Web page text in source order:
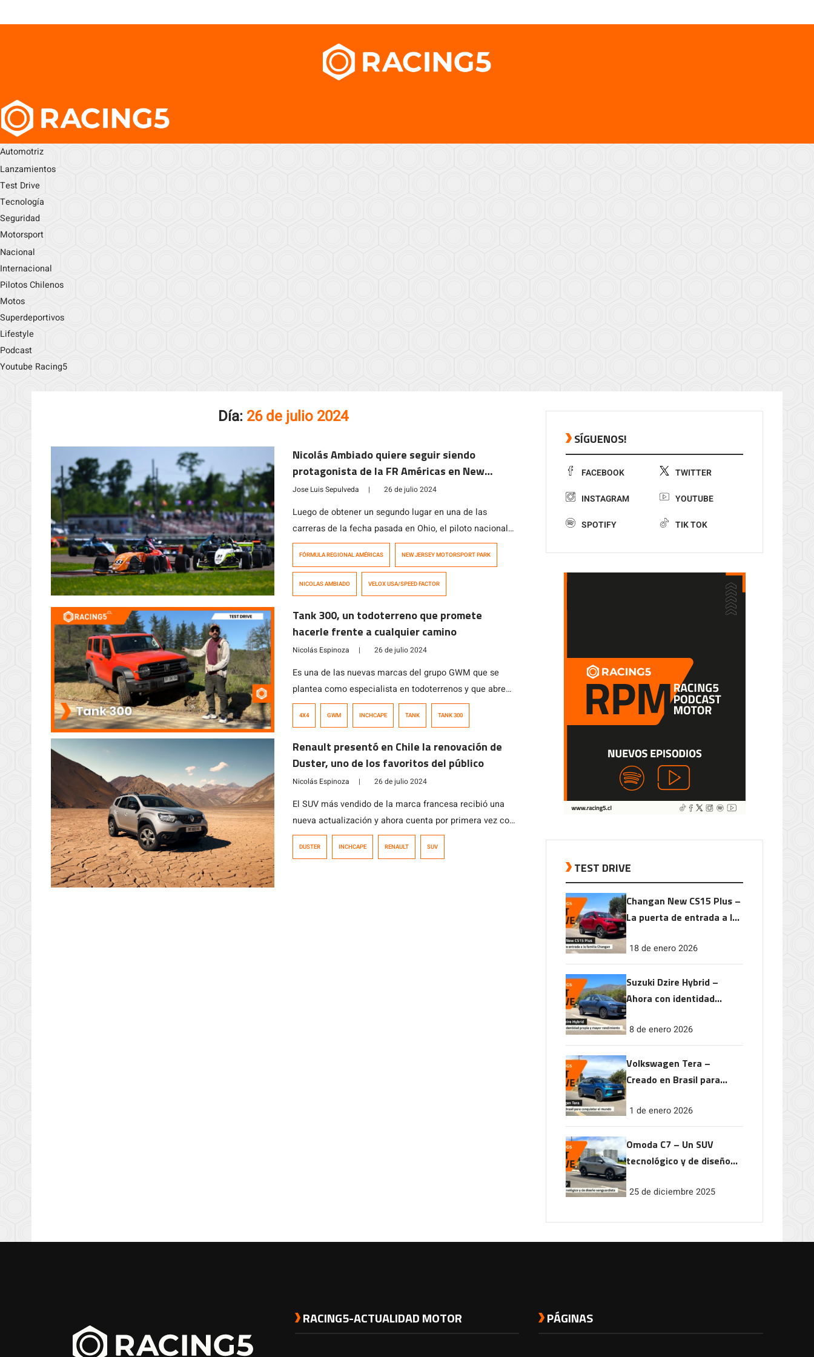
Automotriz
Lanzamientos
Test Drive
Tecnología
Seguridad
Motorsport
Nacional
Internacional
Pilotos Chilenos
Motos
Superdeportivos
Lifestyle
Podcast
Youtube Racing5
Día: 26 de julio 2024
Nicolás Ambiado quiere seguir siendo
protagonista de la FR Américas en New
Jersey
Jose Luis Sepulveda | 26 de julio 2024
Luego de obtener un segundo lugar en una de las
carreras de la fecha pasada en Ohio, el piloto nacional
sigue su lucha escalar en el campeonato en una de las
piloto chileno haciendo la ruta FIA de coches de
Fórmula […]
FÓRMULA REGIONAL AMÉRICAS NEW JERSEY MOTORSPORT PARK
NICOLAS AMBIADO VELOX USA/SPEED FACTOR
Tank 300, un todoterreno que promete
hacerle frente a cualquier camino
Nicolás Espinoza | 26 de julio 2024
Es una de las nuevas marcas del grupo GWM que se
plantea como especialista en todoterrenos y que abre
camino con el Tank 300, un atractivo modelo pensado
automática de 8 marchas, capaz de desarrollar 217 […]
4X4 GWM INCHCAPE TANK TANK 300
Renault presentó en Chile la renovación de
Duster, uno de los favoritos del público
Nicolás Espinoza | 26 de julio 2024
El SUV más vendido de la marca francesa recibió una
nueva actualización y ahora cuenta por primera vez con
una transmisión automática CVT X-Tronic que le
DUSTER INCHCAPE RENAULT SUV
SÍGUENOS!
FACEBOOK TWITTER
INSTAGRAM YOUTUBE
SPOTIFY TIK TOK
TEST DRIVE
Changan New CS15 Plus –
La puerta de entrada a la
18 de enero 2026
Suzuki Dzire Hybrid –
Ahora con identidad
rendimiento
8 de enero 2026
Volkswagen Tera –
Creado en Brasil para
1 de enero 2026
Omoda C7 – Un SUV
tecnológico y de diseño
25 de diciembre 2025
RACING5-ACTUALIDAD MOTOR PÁGINAS